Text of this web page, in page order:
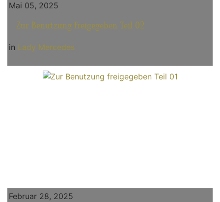
Mai 05, 2025
Zur Benutzung freigegeben Teil 02
in Lady Mercedes
Februar 28, 2025